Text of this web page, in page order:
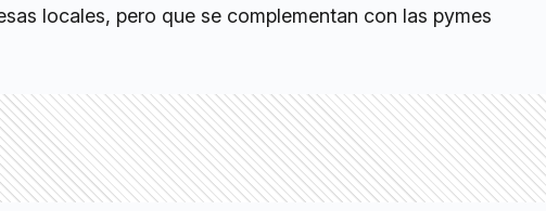
locales, pero que se complementan con las pymes